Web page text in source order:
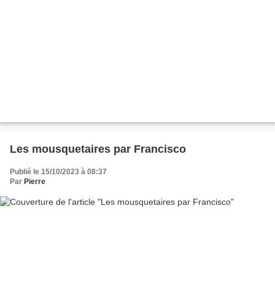
Les mousquetaires par Francisco
Publié le 15/10/2023 à 08:37
Par Pierre